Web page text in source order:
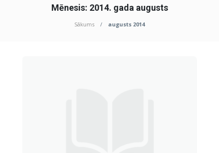
Mēnesis: 2014. gada augusts
Sākums augusts 2014